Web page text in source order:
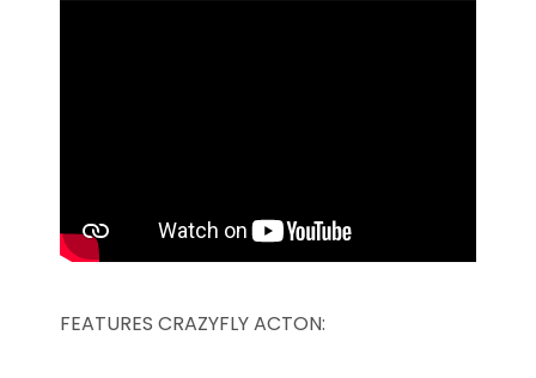
FEATURES CRAZYFLY ACTON: